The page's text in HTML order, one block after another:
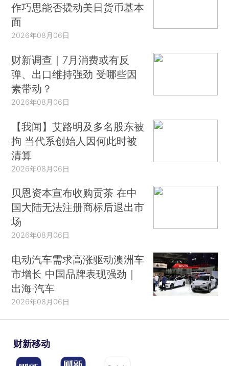
作巧思能否撬动美日货币基本
面
2026年08月06日
财新调查｜7月消费或有反
弹、出口维持强劲 受哪些因
素带动？
2026年08月06日
【我闻】艾路明及多名股东被
拘 当代系创始人因何此时被
清算
2026年08月06日
贝恩资本宣布收购贡茶 在中
国大陆无法注册商标后退出市
场
2026年08月06日
电动汽车需求高涨驱动澳洲车
市增长 中国品牌表现强劲｜
出海·汽车
2026年08月06日
财新移动